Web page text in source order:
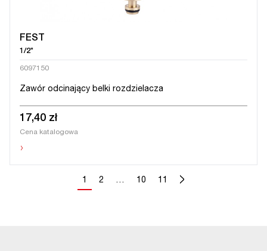
FEST
1/2"
6097150
Zawór odcinający belki rozdzielacza
17,40 zł
Cena katalogowa
›
1 2 … 10 11 >